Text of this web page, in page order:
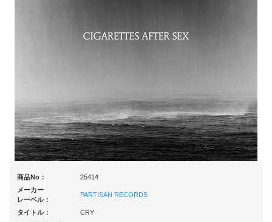
商品No：
25414
メーカー
レーベル：
PARTISAN RECORDS
タイトル：
CRY